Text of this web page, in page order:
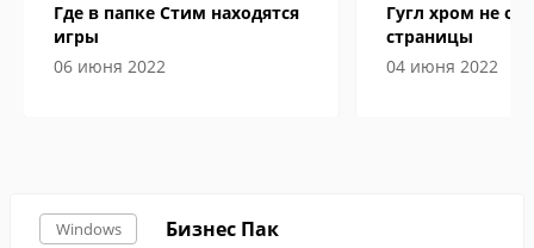
Где в папке Стим находятся
игры
06 июня 2022
Гугл хром не
страницы
04 июня 2022
Windows Бизнес Пак